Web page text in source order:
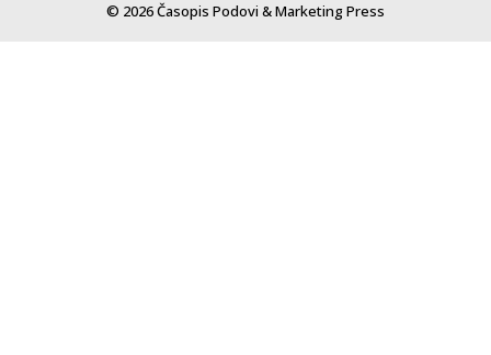
© 2026 Časopis Podovi & Marketing Press